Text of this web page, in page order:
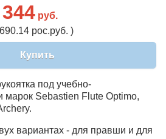
344 руб.
рос.руб. )
Купить
под учебно-
марок Sebastien Flute Optimo,
вариантах - для правши и для